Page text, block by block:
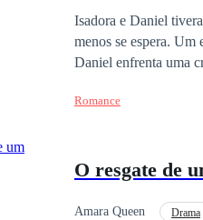
Isadora e Daniel
menos se espera. Um
Daniel enfrenta uma crise
poderosos e rivais inesperados,
estabilizem.
Romance
O resgate de
Amara Queen Drama